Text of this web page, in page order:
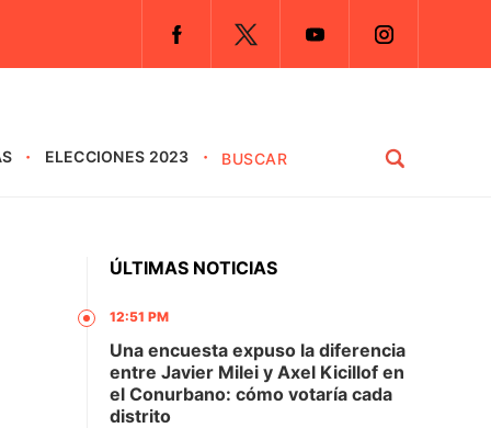
ELECCIONES 2023
ÚLTIMAS NOTICIAS
12:51 PM
Una encuesta expuso la diferencia
entre Javier Milei y Axel Kicillof en
el Conurbano: cómo votaría cada
distrito